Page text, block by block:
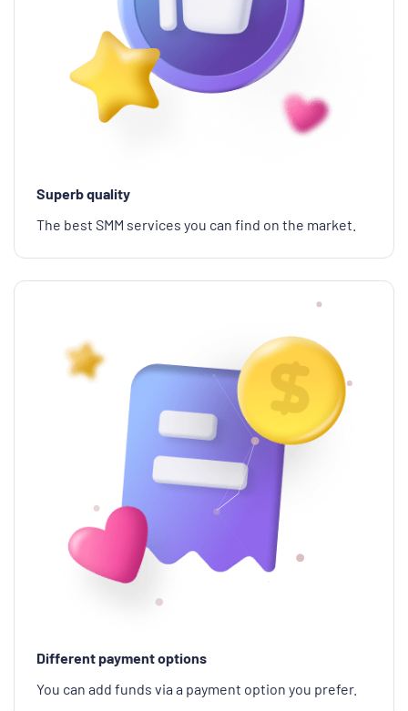
Superb quality
The best SMM services you can find on the market.
Different payment options
You can add funds via a payment option you prefer.